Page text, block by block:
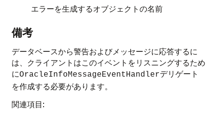
エラーを生成するオブジェクトの名前
備考
データベースから警告およびメッセージに応答するに
は、クライアントはこのイベントをリスニングするため
にOracleInfoMessageEventHandlerデリゲート
を作成する必要があります。
関連項目: